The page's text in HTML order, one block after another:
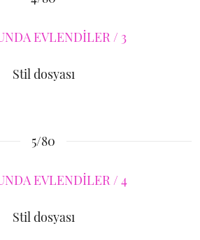
Stil dosyası
5/80
Stil dosyası